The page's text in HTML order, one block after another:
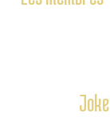
Joke